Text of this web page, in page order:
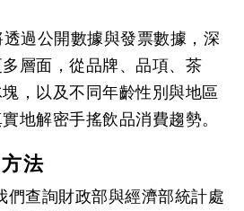
過公開數據與發票數據，深
層面，從品牌、品項、茶
，以及不同年齡性別與地區
地解密手搖飲品消費趨勢。
法
們查詢財政部與經濟部統計處